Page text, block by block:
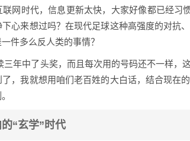
网时代，信息更新太快，大家好像都已经习
心来想过吗？在现代足球这种高强度的对抗
件多么反人类的事情？
三年中了头奖，而且每次用的号码还不一样，
，我就想用咱们老百姓的大白话，结合现在
“玄学”时代